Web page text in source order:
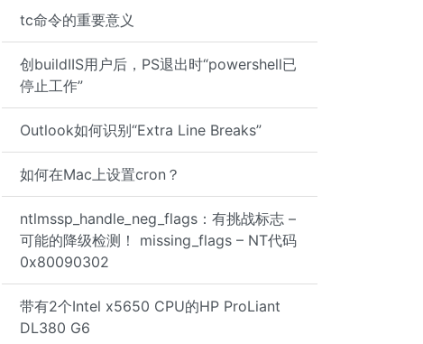
tc命令的重要意义
创buildIIS用户后，PS退出时“powershell已
停止工作”
Outlook如何识别“Extra Line Breaks”
如何在Mac上设置cron？
ntlmssp_handle_neg_flags：有挑战标志 –
可能的降级检测！ missing_flags – NT代码
0x80090302
带有2个Intel x5650 CPU的HP ProLiant
DL380 G6